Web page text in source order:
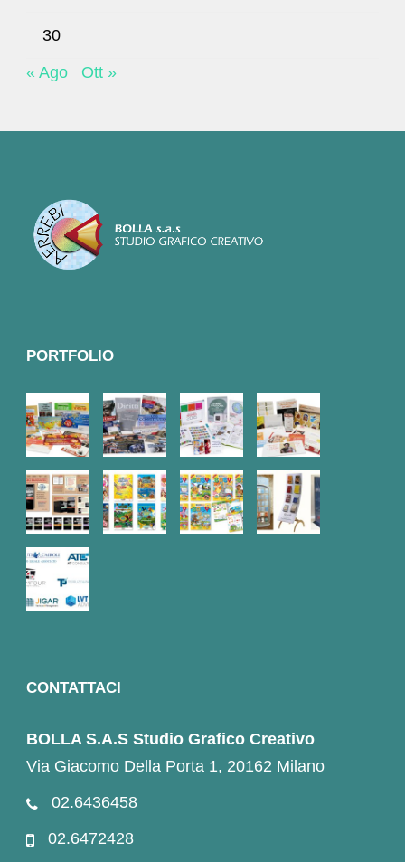
30
« Ago Ott »
PORTFOLIO
CONTATTACI
BOLLA S.A.S Studio Grafico Creativo
Via Giacomo Della Porta 1, 20162 Milano
02.6436458
02.6472428